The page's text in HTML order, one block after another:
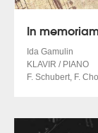
In
Ida Gamulin
KLAVIR / PIANO
F. Schubert, F.